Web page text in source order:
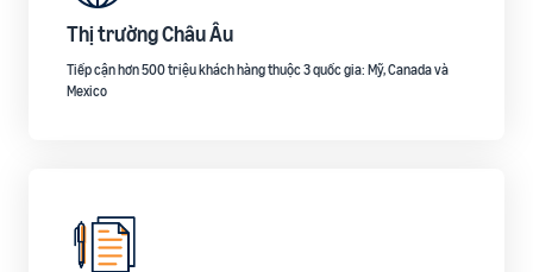
Thị trường Châu Âu
Tiếp cận hơn 500 triệu khách hàng thuộc 3 quốc gia: Mỹ, Canada và
Mexico